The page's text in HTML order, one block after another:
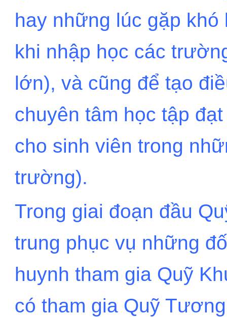
hay những lúc gặp
khi nhập học các
lớn), và cũng để tạo
chuyên tâm học tập
cho sinh viên trong
trường).
Trong giai đoạn đầu
trung phục vụ những
huynh tham gia Quỹ
có tham gia Quỹ